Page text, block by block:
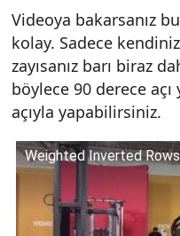
Videoya bakarsanız
kolay. Sadece
zayısanız barı biraz
böylece 90 derece
açıyla yapabilirsiniz.
Weighted Inverted Rows